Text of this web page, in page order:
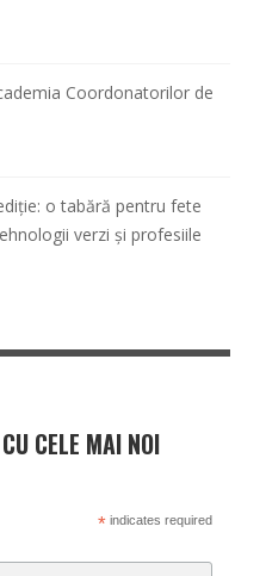
Coordonatorilor de
o tabără pentru fete
verzi și profesiile
CELE MAI NOI
*indicates required